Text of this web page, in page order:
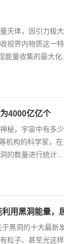
天体，因引力极
视界内物质这一
能量收集的最大化...
4000亿亿个
秘，宇宙中有多
机构的科学家，
的数量进行统计...
用黑洞能量，
黑洞的十大最新
粒子、甚至光这